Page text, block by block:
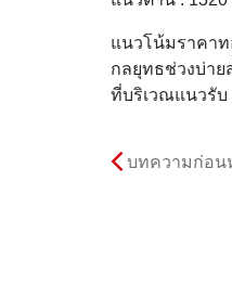
แนวโน้มราคาท
กลยุทธช่วงบ่า
ที่บริเวณแนวรับ
บทความก่อน